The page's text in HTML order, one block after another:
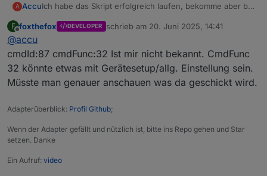
A AccuIch habe das Skript erfolgreich laufen, bekomme aber bei
angezeigt: „ Nicht definierter cmd_func-Wert. [Laufband]
Das ärgerliche ist dass der Plug voll Power von der
Eigentlich sollte doch das Skript die SPs regulieren
dachte ich?
F foxthefox DEVELOPER schrieb am 20. Juni 2025, 14:41
zuletzt editiert von
@accu
cmdId:87 cmdFunc:32 Ist mir nicht bekannt. CmdFunc
32 könnte etwas mit Gerätesetup/allg. Einstellung sein.
Müsste man genauer anschauen was da geschickt wird.
Adapterüberblick: Profil Github;
Wenn der Adapter gefällt und nützlich ist, bitte ins Repo gehen und Star
setzen. Danke
Ein Aufruf: video